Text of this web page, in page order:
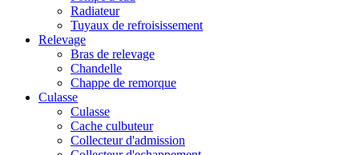
Radiateur
Tuyaux de refroisissement
Relevage
Bras de relevage
Chandelle
Chappe de remorque
Culasse
Culasse
Cache culbuteur
Collecteur d'admission